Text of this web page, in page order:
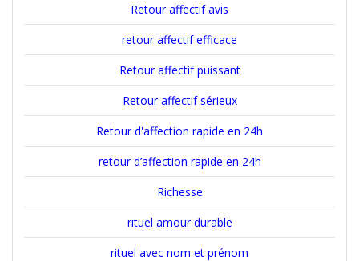
Retour affectif avis
retour affectif efficace
Retour affectif puissant
Retour affectif sérieux
Retour d'affection rapide en 24h
retour d’affection rapide en 24h
Richesse
rituel amour durable
rituel avec nom et prénom